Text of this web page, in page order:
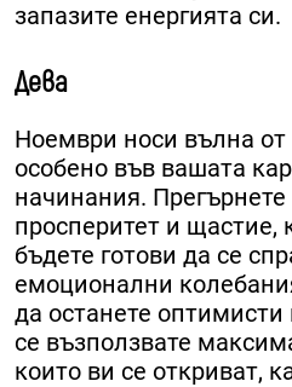
запазите енергията си.
Дева
Ноември носи вълна
особено във вашата
начинания.
просперитет и щастие,
бъдете готови да се
емоционални
да останете
се възползвате
които ви се откриват,